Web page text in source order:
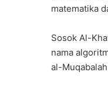
matematika
Sosok Al-
nama
al-